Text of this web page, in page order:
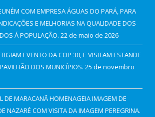
COM EMPRESA ÁGUAS DO PARÁ, PARA
E MELHORIAS NA QUALIDADE DOS
Á POPULAÇÃO. 22 de maio de 2026
EVENTO DA COP 30, E VISITAM ESTANDE
DOS MUNICÍPIOS. 25 de novembro
DE MARACANÃ HOMENAGEIA IMAGEM DE
NAZARÉ COM VISITA DA IMAGEM PEREGRINA.